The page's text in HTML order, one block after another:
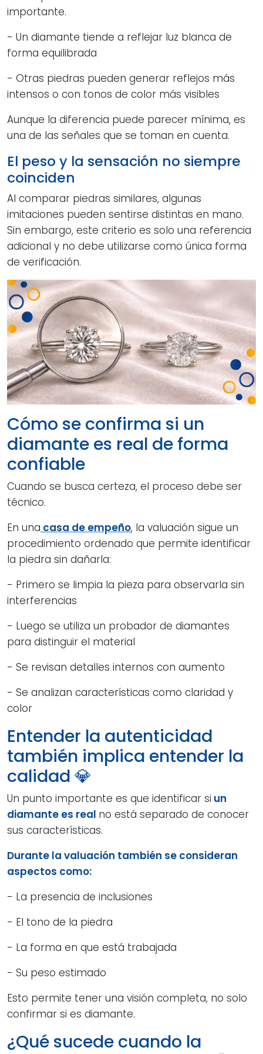
importante.
- Un diamante tiende a reflejar luz blanca de
forma equilibrada
- Otras piedras pueden generar reflejos más
intensos o con tonos de color más visibles
Aunque la diferencia puede parecer mínima, es
una de las señales que se toman en cuenta.
El peso y la sensación no siempre
coinciden
Al comparar piedras similares, algunas
imitaciones pueden sentirse distintas en mano.
Sin embargo, este criterio es solo una referencia
adicional y no debe utilizarse como única forma
de verificación.
Cómo se confirma si un
diamante es real de forma
confiable
Cuando se busca certeza, el proceso debe ser
técnico.
En una casa de empeño, la valuación sigue un
procedimiento ordenado que permite identificar
la piedra sin dañarla:
- Primero se limpia la pieza para observarla sin
interferencias
- Luego se utiliza un probador de diamantes
para distinguir el material
- Se revisan detalles internos con aumento
- Se analizan características como claridad y
color
Entender la autenticidad
también implica entender la
calidad 💎
Un punto importante es que identificar si un
diamante es real no está separado de conocer
sus características.
Durante la valuación también se consideran
aspectos como:
- La presencia de inclusiones
- El tono de la piedra
- La forma en que está trabajada
- Su peso estimado
Esto permite tener una visión completa, no solo
confirmar si es diamante.
¿Qué sucede cuando la